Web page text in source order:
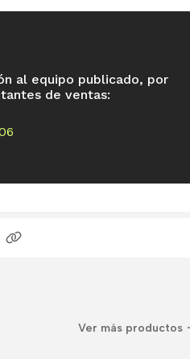
al equipo publicado, por
de ventas:
Ver más productos